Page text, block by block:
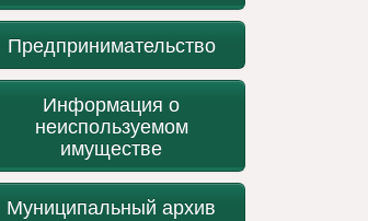
Предпринимательство
Информация о
неиспользуемом
имуществе
Муниципальный архив